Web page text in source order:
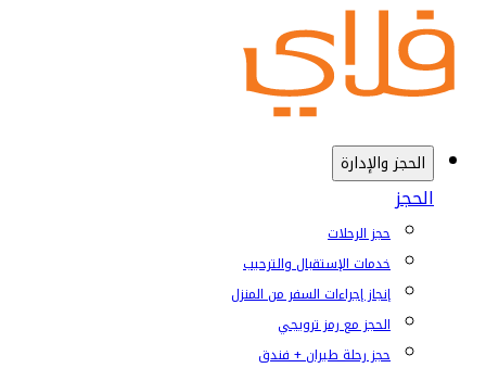
الحجز والإدارة
الحجز
حجز الرحلات
خدمات الإستقبال والترحيب
إنجاز إجراءات السفر من المنزل
الحجز مع رمز ترويجي
حجز رحلة طيران + فندق